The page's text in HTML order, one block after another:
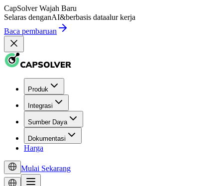
CapSolver Wajah Baru
Selaras denganAI&berbasis dataalur kerja
Baca pembaruan
Produk
Integrasi
Sumber Daya
Dokumentasi
Harga
Mulai Sekarang